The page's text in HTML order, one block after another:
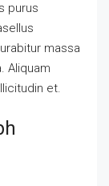
purus
massa
Aliquam
et.